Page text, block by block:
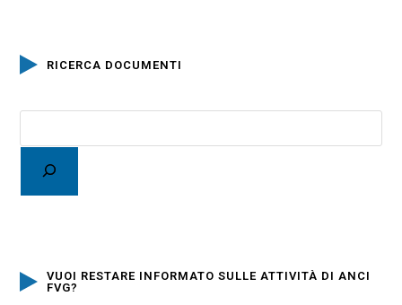
RICERCA DOCUMENTI
VUOI RESTARE INFORMATO SULLE ATTIVITÀ DI ANCI
FVG?